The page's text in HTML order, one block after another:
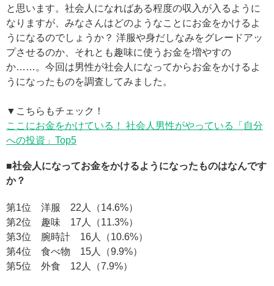
と思います。社会人になればある程度の収入が入るように
なりますが、みなさんはどのようなことにお金をかけるよ
うになるのでしょうか？ 洋服や身だしなみをグレードアッ
プさせるのか、それとも趣味に使うお金を増やすの
か……。今回は男性が社会人になってからお金をかけるよ
うになったものを調査してみました。
▼こちらもチェック！
ここにお金をかけている！ 社会人男性がやっている「自分
への投資」Top5
■社会人になってお金をかけるようになったものはなんです
か？
第1位 洋服 22人（14.6%）
第2位 趣味 17人（11.3%）
第3位 腕時計 16人（10.6%）
第4位 食べ物 15人（9.9%）
第5位 外食 12人（7.9%）